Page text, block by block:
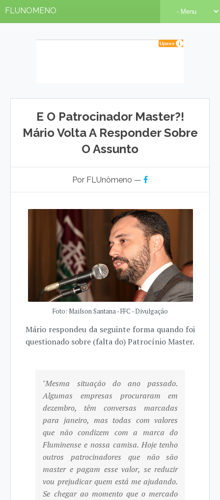
FLUNOMENO
E O Patrocinador Master?!
Mário Volta A Responder Sobre
O Assunto
Por FLUnômeno —
Foto: Mailson Santana - FFC - Divulgação
Mário respondeu da seguinte forma quando foi
questionado sobre (falta do) Patrocínio Master.
"Mesma situação do ano passado.
Algumas empresas procuraram em
dezembro, têm conversas marcadas
para janeiro, mas todas com valores
que não condizem com a marca do
Fluminense e nossa camisa. Hoje tenho
outros patrocinadores que não são
master e pagam esse valor, se reduzir
vou prejudicar quem está me ajudando.
Se chegar ao momento que o mercado